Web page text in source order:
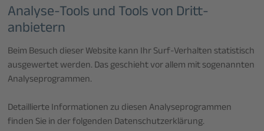
Analyse-Tools und Tools von Dritt­
anbietern
Beim Besuch dieser Website kann Ihr Surf-Verhalten statistisch
ausgewertet werden. Das geschieht vor allem mit sogenannten
Analyseprogrammen.
Detaillierte Informationen zu diesen Analyseprogrammen
finden Sie in der folgenden Datenschutzerklärung.